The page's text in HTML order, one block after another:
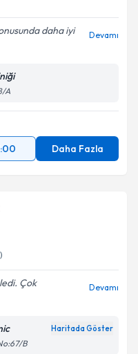
daha iyi
Devamı
A
Daha Fazla
Çok
Devamı
Haritada Göster
B